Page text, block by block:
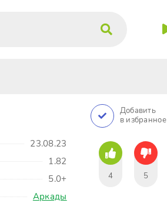
23.08.23
1.82
5.0+
Аркады
Добавить
в избранное
4 5